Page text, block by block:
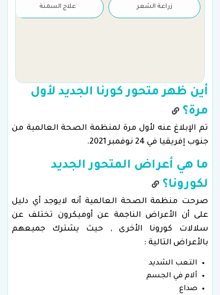
زراعة الشعر علاج السمنة
أين ظهر متحور كورنا الجديد لأول
مرة؟
تم الإبلاغ عنه لأول مرة لمنظمة الصحة العالمية من
جنوب إفريقيا في 24 نوفمبر 2021.
ما هي أعراض المتحور الجديد
لكورونا؟
صرحت منظمة الصحة العالمية أنه لايوجد أي دليل
على أن الأعراض الناجمة عن أوميكرون تختلف عن
سلالات كورونا الأخرى , حيث يشترك جميعهم
بالأعراض التالية :
التعب الشديد
آلام في الجسم
صداع